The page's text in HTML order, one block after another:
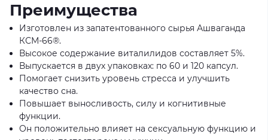
Преимущества
Изготовлен из запатентованного сырья Ашваганда
КСМ-66®.
Высокое содержание виталилидов составляет 5%.
Выпускается в двух упаковках: по 60 и 120 капсул.
Помогает снизить уровень стресса и улучшить
качество сна.
Повышает выносливость, силу и когнитивные
функции.
Он положительно влияет на сексуальную функцию и